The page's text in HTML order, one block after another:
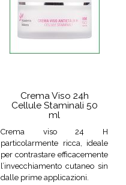
Crema Viso 24h
Cellule Staminali 50
ml
Crema viso 24 H
particolarmente ricca, ideale
per contrastare efficacemente
l’invecchiamento cutaneo sin
dalle prime applicazioni.